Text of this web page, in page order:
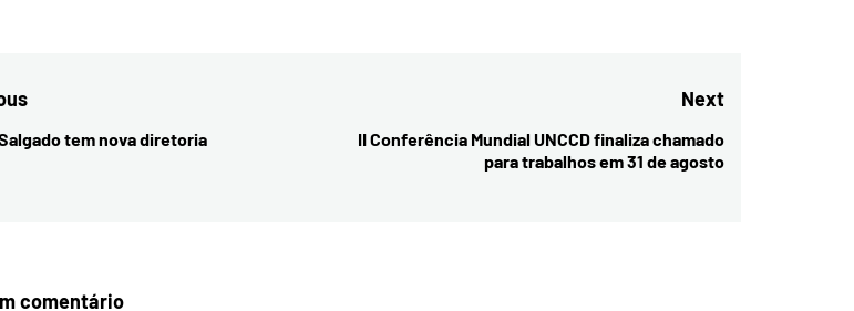
tem nova diretoria
Next
Next
II Conferência Mundial UNCCD finaliza chamado
para trabalhos em 31 de agosto
comentário